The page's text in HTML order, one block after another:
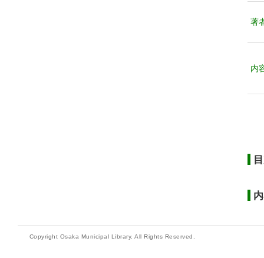
著
内
Copyright Osaka Municipal Library. All Rights Reserved.